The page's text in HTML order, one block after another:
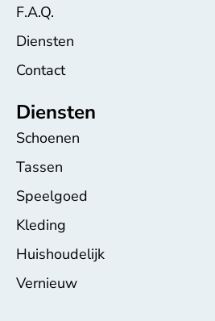
F.A.Q.
Diensten
Contact
Diensten
Schoenen
Tassen
Speelgoed
Kleding
Huishoudelijk
Vernieuw